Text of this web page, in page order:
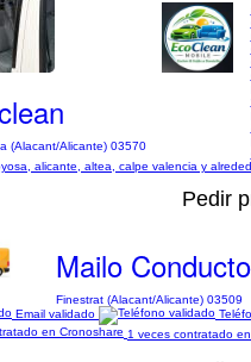
(Alacant/Alicante) 03570
alicante, altea, calpe valencia y
Pedir
Mailo
Finestrat (Alacant/Alicante) 03509
Email validado
1 veces contratado